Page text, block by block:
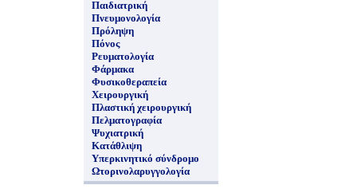
Παιδιατρική
Πνευμονολογία
Πρόληψη
Πόνος
Ρευματολογία
Φάρμακα
Φυσικοθεραπεία
Χειρουργική
Πλαστική χειρουργική
Πελματογραφία
Ψυχιατρική
Κατάθλιψη
Υπερκινητικό σύνδρομο
Ωτορινολαρυγγολογία